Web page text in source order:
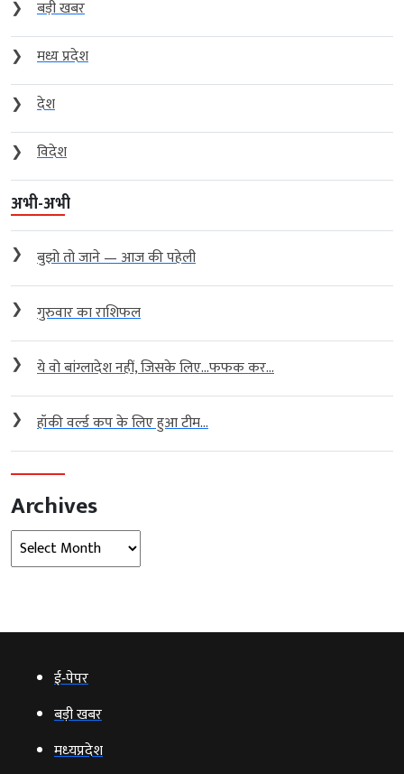
❯
बड़ी खबर
❯
मध्य प्रदेश
❯
देश
❯
विदेश
अभी-अभी
❯ बुझो तो जाने — आज की पहेली
❯ गुरुवार का राशिफल
❯ ये वो बांग्लादेश नहीं, जिसके लिए…फफक कर...
❯ हॉकी वर्ल्ड कप के लिए हुआ टीम...
Archives
Archives
ई‑पेपर
बड़ी खबर
मध्‍यप्रदेश